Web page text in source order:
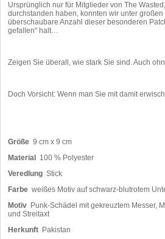
Ursprünglich nur für Mitglieder von The
durchstanden haben, konnten wir unter
überschaubare Anzahl dieser besonderen
gefallen" halt…
Zeigen Sie überall, wie stark Sie sind. Auch
Doch Vorsicht: Wenn man Sie mit damit
Größe 9 cm x 9 cm
Material
100 % Polyester
Veredlung Stick
Farbe weißes Motiv auf schwarz-blutrotem
Motiv Punk-Schädel mit gekreuztem Messer,
und Streitaxt
Herkunft Pakistan